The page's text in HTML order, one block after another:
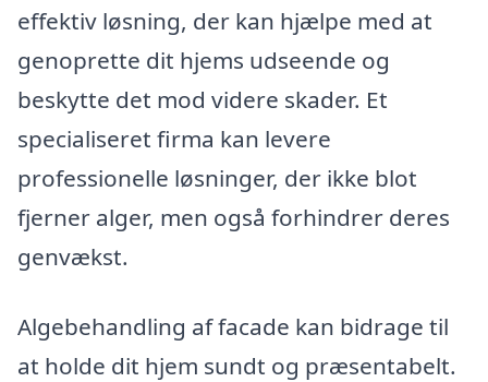
effektiv løsning, der kan hjælpe med at
genoprette dit hjems udseende og
beskytte det mod videre skader. Et
specialiseret firma kan levere
professionelle løsninger, der ikke blot
fjerner alger, men også forhindrer deres
genvækst.
Algebehandling af facade kan bidrage til
at holde dit hjem sundt og præsentabelt.